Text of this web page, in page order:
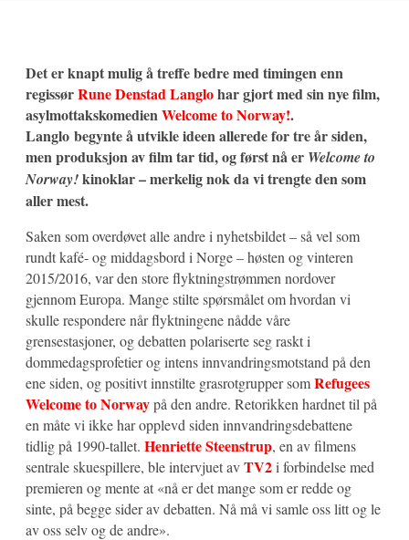
Det er knapt mulig å treffe bedre med timingen enn
regissørRune Denstad Langlohar gjort med sin nye film,
asylmottakskomedienWelcome to Norway!.
Langlo begynte å utvikle ideen allerede for tre år siden,
men produksjon av film tar tid, og først nå er Welcome to
Norway!kinoklar – merkelig nok da vi trengte den som
aller mest.
Saken som overdøvet alle andre i nyhetsbildet – så vel som
rundt kafé- og middagsbord i Norge – høsten og vinteren
2015/2016, var den store flyktningstrømmen nordover
gjennom Europa. Mange stilte spørsmålet om hvordan vi
skulle respondere når flyktningene nådde våre
grensestasjoner, og debatten polariserte seg raskt i
dommedagsprofetier og intens innvandringsmotstand på den
ene siden, og positivt innstilte grasrotgrupper somRefugees
Welcome to Norwaypå den andre. Retorikken hardnet til på
en måte vi ikke har opplevd siden innvandringsdebattene
tidlig på 1990-tallet. Henriette Steenstrup, en av filmens
sentrale skuespillere, ble intervjuet avTV2i forbindelse med
premieren og mente at «nå er det mange som er redde og
sinte, på begge sider av debatten. Nå må vi samle oss litt og le
av oss selv og de andre».